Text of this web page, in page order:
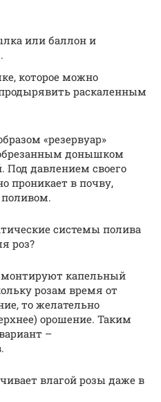
или баллон и
которое можно
раскаленным
«резервуар»
донышком
Под давлением своего
проникает в почву,
системы полива
роз?
монтируют капельный
розам время от
то желательно
орошение. Таким
–
влагой розы даже в